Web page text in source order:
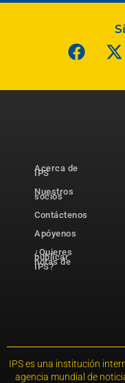
Acerca de
IPS
Nuestros
socios
Contáctenos
Apóyenos
¿Quieres
publicar
notas de
IPS?
IPS es una institución
agencia mundial de